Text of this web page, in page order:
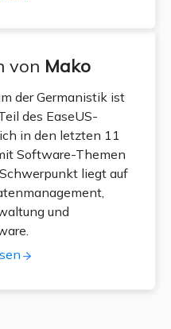
von Mako
der Germanistik ist
des EaseUS-
in den letzten 11
Software-Themen
liegt auf
und